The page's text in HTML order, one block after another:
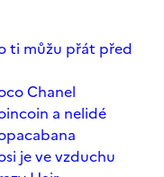
ti můžu přát před
Chanel
a nelidé
je ve vzduchu